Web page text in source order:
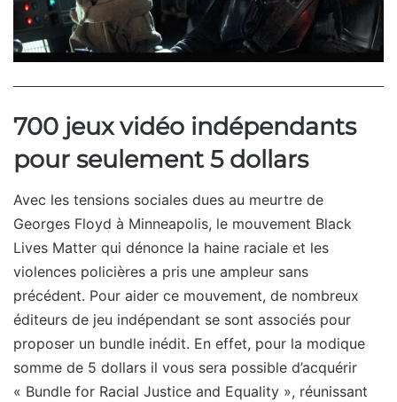
700 jeux vidéo indépendants
pour seulement 5 dollars
Avec les tensions sociales dues au meurtre de
Georges Floyd à Minneapolis, le mouvement Black
Lives Matter qui dénonce la haine raciale et les
violences policières a pris une ampleur sans
précédent. Pour aider ce mouvement, de nombreux
éditeurs de jeu indépendant se sont associés pour
proposer un bundle inédit. En effet, pour la modique
somme de 5 dollars il vous sera possible d’acquérir
« Bundle for Racial Justice and Equality », réunissant